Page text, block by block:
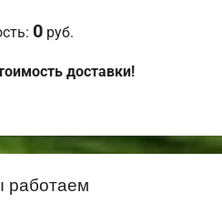
0 руб.
доставки!
работаем